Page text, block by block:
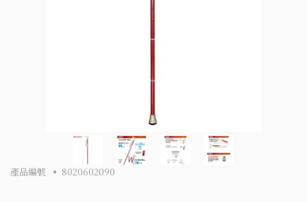
產品編號 8020602090